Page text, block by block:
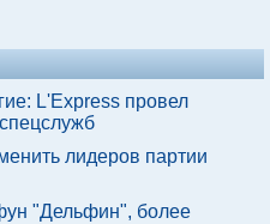
L'Express провел
лидеров партии
"Дельфин", более